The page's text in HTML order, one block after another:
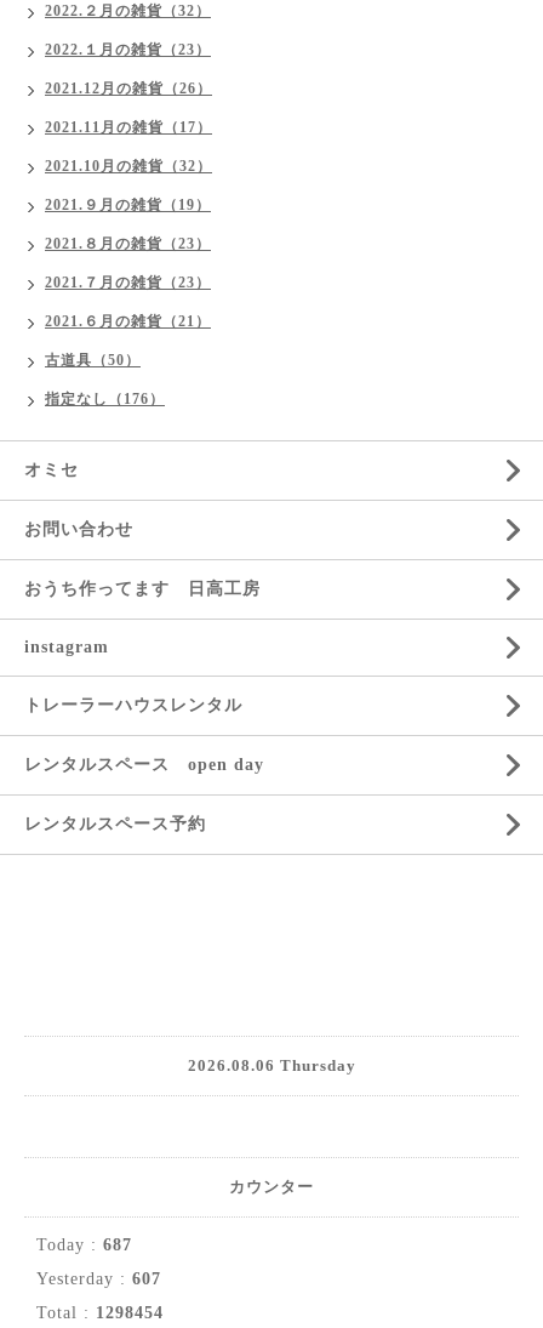
2022.２月の雑貨（32）
2022.１月の雑貨（23）
2021.12月の雑貨（26）
2021.11月の雑貨（17）
2021.10月の雑貨（32）
2021.９月の雑貨（19）
2021.８月の雑貨（23）
2021.７月の雑貨（23）
2021.６月の雑貨（21）
古道具（50）
指定なし（176）
オミセ
お問い合わせ
おうち作ってます 日高工房
instagram
トレーラーハウスレンタル
レンタルスペース open day
レンタルスペース予約
2026.08.06 Thursday
カウンター
Today : 687
Yesterday : 607
Total : 1298454